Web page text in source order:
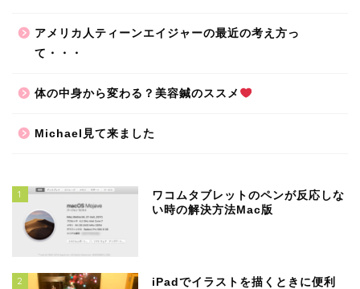
アメリカ人ティーンエイジャーの最近の考え方っ
て・・・
体の中身から変わる？美容鍼のススメ
Michael見て来ました
1
ワコムタブレットのペンが反応しな
い時の解決方法Mac版
2
iPadでイラストを描くときに便利